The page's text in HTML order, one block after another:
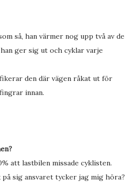
så, han värmer nog upp två av de
ger sig ut och cyklar varje
den där vägen råkat ut för
innan.
att lastbilen missade cyklisten.
sig ansvaret tycker jag mig höra?